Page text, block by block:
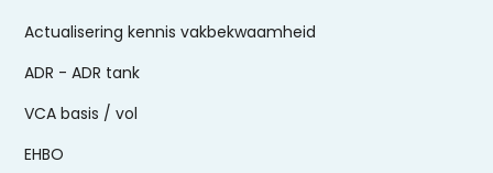
Actualisering kennis vakbekwaamheid
ADR - ADR tank
VCA basis / vol
EHBO